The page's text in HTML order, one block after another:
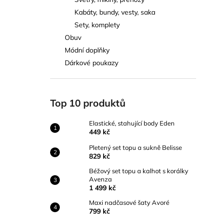
Kabáty, bundy, vesty, saka
Sety, komplety
Obuv
Módní doplňky
Dárkové poukazy
Top 10 produktů
Elastické, stahující body Eden
449 kč
Pletený set topu a sukně Belisse
829 kč
Béžový set topu a kalhot s korálky
Avenza
1 499 kč
Maxi nadčasové šaty Avoré
799 kč
ELASTICKÉ, STAHUJÍCÍ BODY EDEN
449 kč